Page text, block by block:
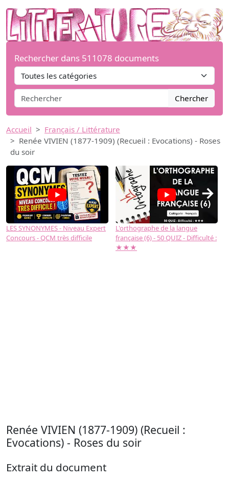
Rechercher dans 511078 documents
Chercher
Accueil
Français / Littérature
Renée VIVIEN (1877-1909) (Recueil : Evocations) - Roses
du soir
LES SYNONYMES - Niveau Expert
Concours - QCM très difficile
L'orthographe de la langue
française (6) - 50 QUIZ - Difficulté :
★★★
→
Renée VIVIEN (1877-1909) (Recueil :
Evocations) - Roses du soir
Extrait du document